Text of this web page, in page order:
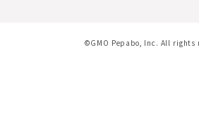
©GMO Pepabo, Inc. All rights